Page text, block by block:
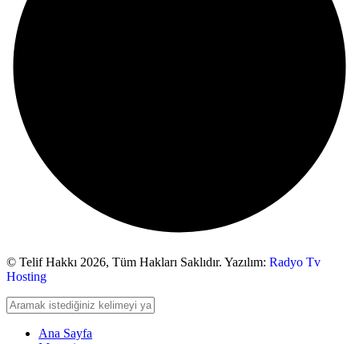
© Telif Hakkı 2026, Tüm Hakları Saklıdır. Yazılım: Radyo Tv
Hosting
Ana Sayfa